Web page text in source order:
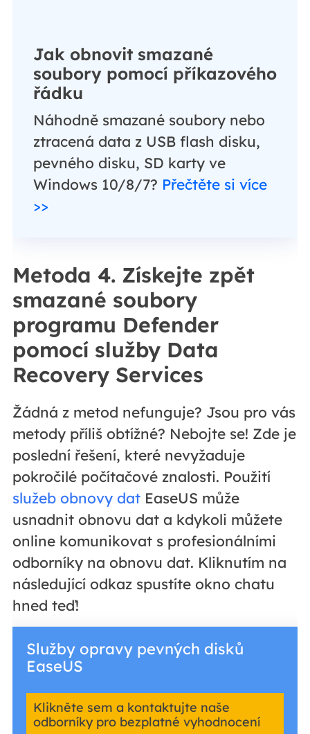
Jak obnovit smazané
soubory pomocí příkazového
řádku
Náhodně smazané soubory nebo
ztracená data z USB flash disku,
pevného disku, SD karty ve
Windows 10/8/7? Přečtěte si více
>>
Metoda 4. Získejte zpět
smazané soubory
programu Defender
pomocí služby Data
Recovery Services
Žádná z metod nefunguje? Jsou pro vás
metody příliš obtížné? Nebojte se! Zde je
poslední řešení, které nevyžaduje
pokročilé počítačové znalosti. Použití
služeb obnovy datEaseUS může
usnadnit obnovu dat a kdykoli můžete
online komunikovat s profesionálními
odborníky na obnovu dat. Kliknutím na
následující odkaz spustíte okno chatu
hned teď!
Služby opravy pevných disků
EaseUS
Klikněte sem a kontaktujte naše
odborníky pro bezplatné vyhodnocení